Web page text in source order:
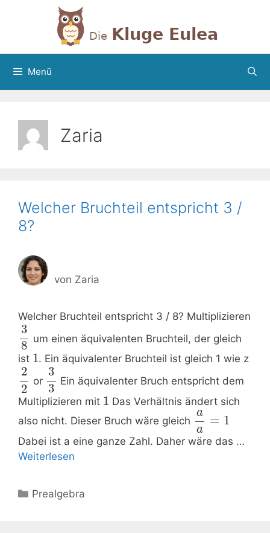
Menü
Zaria
Welcher Bruchteil entspricht 3 /
8?
von Zaria
Welcher Bruchteil entspricht 3 / 8? Multiplizieren
3
8
um einen äquivalenten Bruchteil, der gleich
ist 1. Ein äquivalenter Bruchteil ist gleich 1 wie z
2
2
or
3
3
Ein äquivalenter Bruch entspricht dem
Multiplizieren mit 1 Das Verhältnis ändert sich
also nicht. Dieser Bruch wäre gleich
a
a
= 1
Dabei ist a eine ganze Zahl. Daher wäre das …
Weiterlesen
Kategorien
Prealgebra